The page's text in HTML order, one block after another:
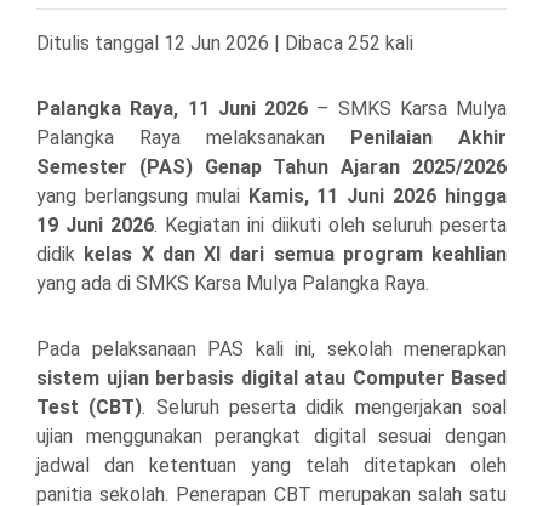
Ditulis tanggal 12 Jun 2026 | Dibaca 252 kali
Palangka Raya, 11 Juni 2026 – SMKS Karsa Mulya
Palangka Raya melaksanakan Penilaian Akhir
Semester (PAS) Genap Tahun Ajaran 2025/2026
yang berlangsung mulai Kamis, 11 Juni 2026 hingga
19 Juni 2026. Kegiatan ini diikuti oleh seluruh peserta
didik kelas X dan XI dari semua program keahlian
yang ada di SMKS Karsa Mulya Palangka Raya.
Pada pelaksanaan PAS kali ini, sekolah menerapkan
sistem ujian berbasis digital atau Computer Based
Test (CBT). Seluruh peserta didik mengerjakan soal
ujian menggunakan perangkat digital sesuai dengan
jadwal dan ketentuan yang telah ditetapkan oleh
panitia sekolah. Penerapan CBT merupakan salah satu